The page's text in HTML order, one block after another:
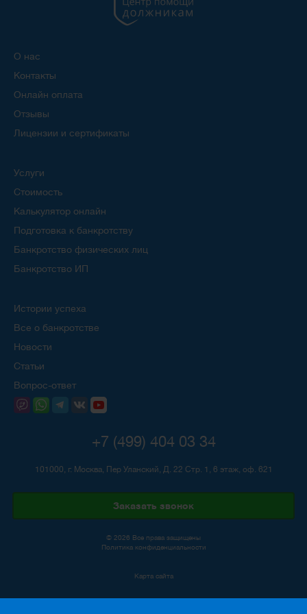
О нас
Контакты
Онлайн оплата
Отзывы
Лицензии и сертификаты
Услуги
Стоимость
Калькулятор онлайн
Подготовка к банкротству
Банкротство физических лиц
Банкротство ИП
Истории успеха
Все о банкротстве
Новости
Статьи
Вопрос-ответ
+7 (499) 404 03 34
101000, г. Москва, Пер Уланский, Д. 22 Стр. 1, 6 этаж, оф. 621
Заказать звонок
© 2026 Все права защищены
Политика конфиденциальности
Карта сайта